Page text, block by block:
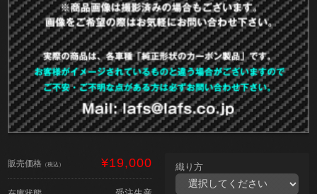
販売価格 （税込） ¥19,000 織り方